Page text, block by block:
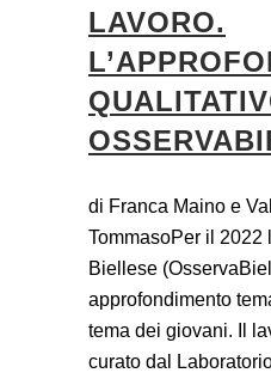
LAVORO.
di Franca Maino e
TommasoPer il 2022
Biellese
approfondimento
tema dei giovani. Il
curato dal